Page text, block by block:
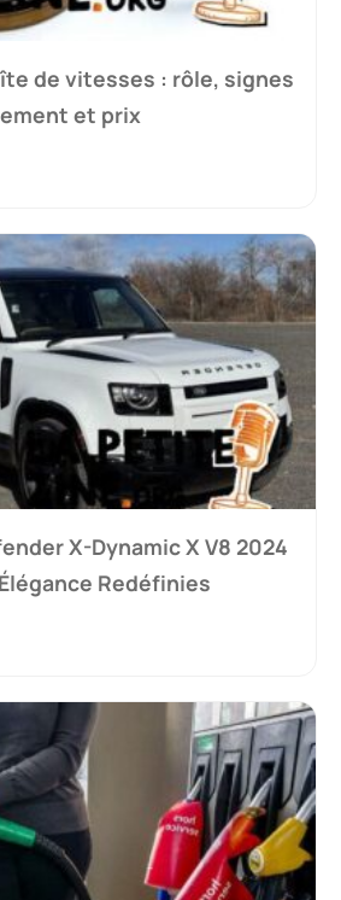
de vitesses : rôle, signes
et prix
X-Dynamic X V8 2024
Redéfinies